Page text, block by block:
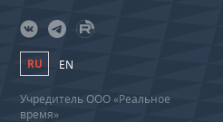
RU EN
Учредитель ООО «Реальное
время»